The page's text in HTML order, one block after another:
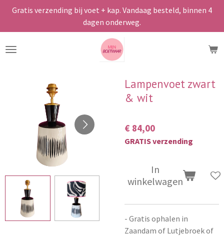
Ga
naar
de
Gratis verzending bij voet + kap. Vandaag besteld, binnen 4
dagen onderweg.
Lampenvoet zwart
& wit
€ 84,00
GRATIS verzending
In
winkelwagen
- Gratis ophalen in
Zaandam of Lutjebroek of